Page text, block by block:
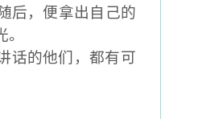
后，便拿出自己的
。
话的他们，都有可